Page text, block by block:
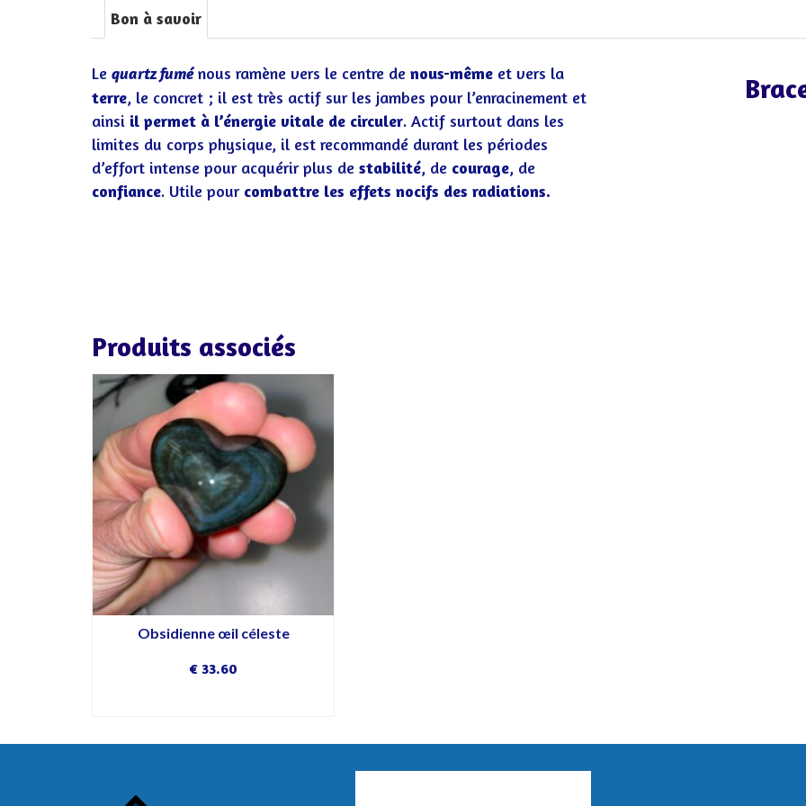
Bon à savoir
Le quartz fuménous ramène vers le centre de nous-même et vers la
terre, le concret ; il est très actif sur les jambes pour l’enracinement et
ainsi il permet à l’énergie vitale de circuler. Actif surtout dans les
limites du corps physique, il est recommandé durant les périodes
d’effort intense pour acquérir plus de stabilité, de courage, de
confiance. Utile pour combattre les effets nocifs des radiations.
Produits associés
Obsidienne œil céleste
€ 33.60